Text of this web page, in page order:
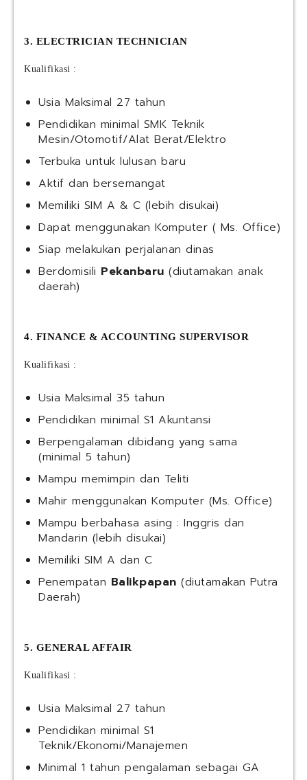
3. ELECTRICIAN TECHNICIAN
Kualifikasi :
Usia Maksimal 27 tahun
Pendidikan minimal SMK Teknik
Mesin/Otomotif/Alat Berat/Elektro
Terbuka untuk lulusan baru
Aktif dan bersemangat
Memiliki SIM A & C (lebih disukai)
Dapat menggunakan Komputer ( Ms. Office)
Siap melakukan perjalanan dinas
Berdomisili Pekanbaru (diutamakan anak
daerah)
4. FINANCE & ACCOUNTING SUPERVISOR
Kualifikasi :
Usia Maksimal 35 tahun
Pendidikan minimal S1 Akuntansi
Berpengalaman dibidang yang sama
(minimal 5 tahun)
Mampu memimpin dan Teliti
Mahir menggunakan Komputer (Ms. Office)
Mampu berbahasa asing : Inggris dan
Mandarin (lebih disukai)
Memiliki SIM A dan C
Penempatan Balikpapan (diutamakan Putra
Daerah)
5. GENERAL AFFAIR
Kualifikasi :
Usia Maksimal 27 tahun
Pendidikan minimal S1
Teknik/Ekonomi/Manajemen
Minimal 1 tahun pengalaman sebagai GA